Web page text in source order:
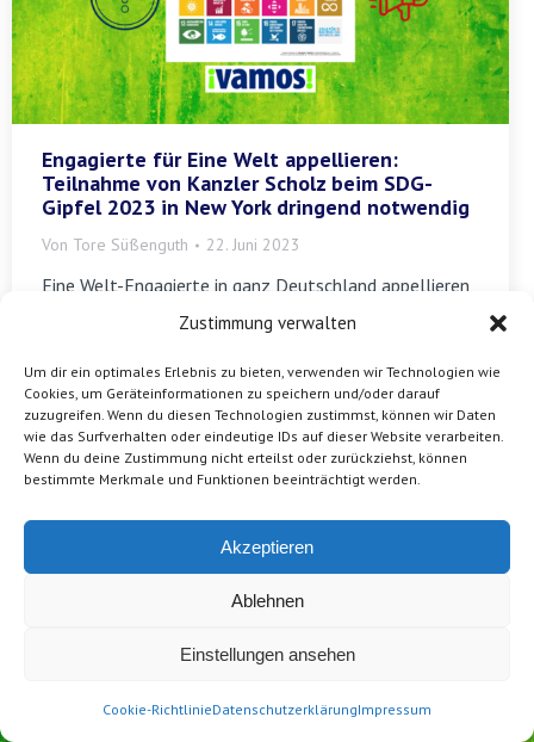
Zustimmung verwalten
Um dir ein optimales Erlebnis zu bieten, verwenden wir Technologien wie
Cookies, um Geräteinformationen zu speichern und/oder darauf
zuzugreifen. Wenn du diesen Technologien zustimmst, können wir Daten
wie das Surfverhalten oder eindeutige IDs auf dieser Website verarbeiten.
Wenn du deine Zustimmung nicht erteilst oder zurückziehst, können
bestimmte Merkmale und Funktionen beeinträchtigt werden.
Akzeptieren
Ablehnen
Einstellungen ansehen
Cookie-RichtlinieDatenschutzerklärungImpressum
Engagierte für Eine Welt appellieren:
Teilnahme von Kanzler Scholz beim SDG-
Gipfel 2023 in New York dringend notwendig
Von Tore Süßenguth 22. Juni 2023
Eine Welt-Engagierte in ganz Deutschland appellieren
an Bundeskanzler Olaf Scholz, dass er im September
York teilnimmt, um sich bei der Staatengemeinschaft
für eine nachhaltige und gerechte globale Entwicklung
einzusetzen. […]